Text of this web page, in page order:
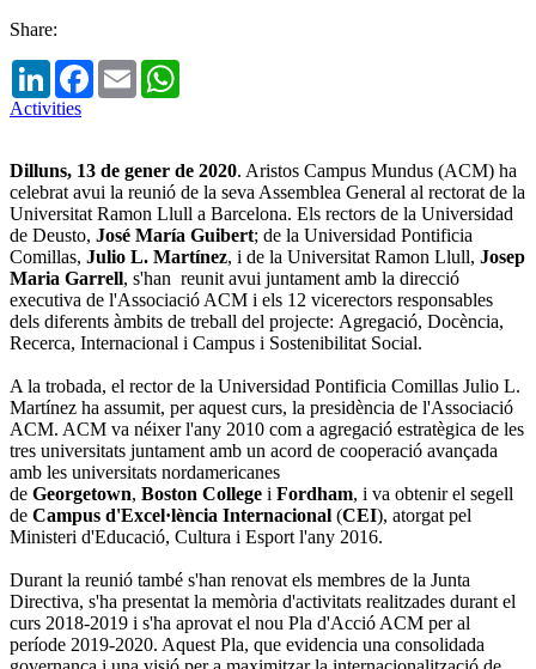
Share:
LinkedInFacebook
Email
Activities
Dilluns, 13 de gener de 2020. Aristos Campus Mundus (ACM) ha
celebrat avui la reunió de la seva Assemblea General al rectorat de la
Universitat Ramon Llull a Barcelona. Els rectors de la Universidad
de Deusto, José María Guibert; de la Universidad Pontificia
Comillas, Julio L. Martínez, i de la Universitat Ramon Llull, Josep
Maria Garrell, s'han reunit avui juntament amb la direcció
executiva de l'Associació ACM i els 12 vicerectors responsables
dels diferents àmbits de treball del projecte: Agregació, Docència,
Recerca, Internacional i Campus i Sostenibilitat Social.
A la trobada, el rector de la Universidad Pontificia Comillas Julio L.
Martínez ha assumit, per aquest curs, la presidència de l'Associació
ACM. ACM va néixer l'any 2010 com a agregació estratègica de les
tres universitats juntament amb un acord de cooperació avançada
amb les universitats nordamericanes
de Georgetown, Boston College i Fordham, i va obtenir el segell
de Campus d'Excel·lència Internacional (CEI), atorgat pel
Ministeri d'Educació, Cultura i Esport l'any 2016.
Durant la reunió també s'han renovat els membres de la Junta
Directiva, s'ha presentat la memòria d'activitats realitzades durant el
curs 2018-2019 i s'ha aprovat el nou Pla d'Acció ACM per al
període 2019-2020. Aquest Pla, que evidencia una consolidada